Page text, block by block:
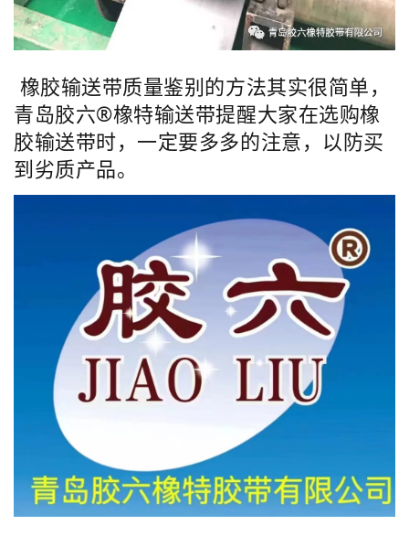
橡胶输送带质量鉴别的方法其实很简单，
青岛胶六®橡特输送带提醒大家在选购橡
胶输送带时，一定要多多的注意，以防买
到劣质产品。